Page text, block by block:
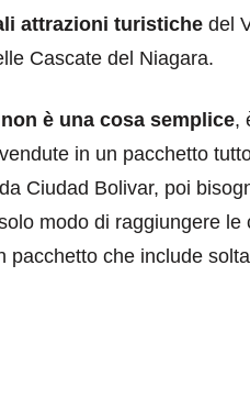
attrazioni turistiche del
Cascate del Niagara.
non è una cosa semplice,
in un pacchetto
Ciudad Bolivar, poi
modo di raggiungere
pacchetto che include